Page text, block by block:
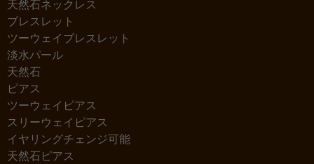
天然石ネックレス
ブレスレット
ツーウェイブレスレット
淡水パール
天然石
ピアス
ツーウェイピアス
スリーウェイピアス
イヤリングチェンジ可能
天然石ピアス